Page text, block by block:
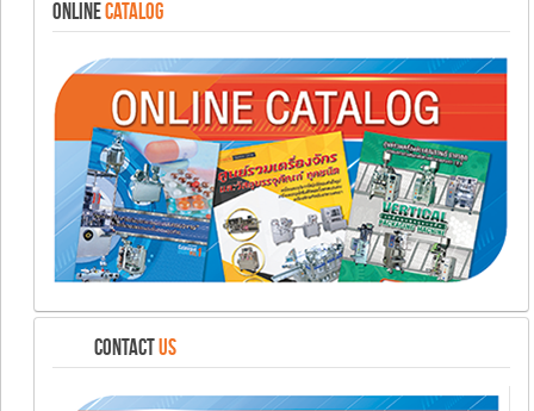
ONLINECATALOG
CONTACTUS